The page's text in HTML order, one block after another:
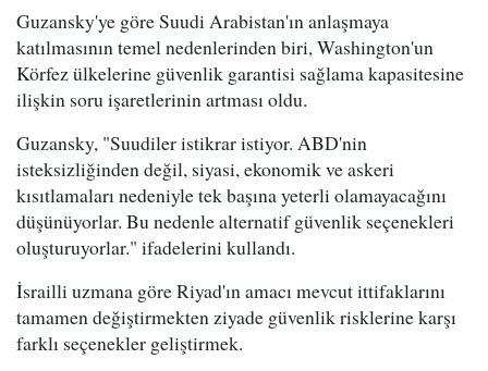
Guzansky'ye göre Suudi Arabistan'ın anlaşmaya
katılmasının temel nedenlerinden biri, Washington'un
Körfez ülkelerine güvenlik garantisi sağlama kapasitesine
ilişkin soru işaretlerinin artması oldu.
Guzansky, "Suudiler istikrar istiyor. ABD'nin
isteksizliğinden değil, siyasi, ekonomik ve askeri
kısıtlamaları nedeniyle tek başına yeterli olamayacağını
düşünüyorlar. Bu nedenle alternatif güvenlik seçenekleri
oluşturuyorlar." ifadelerini kullandı.
İsrailli uzmana göre Riyad'ın amacı mevcut ittifaklarını
tamamen değiştirmekten ziyade güvenlik risklerine karşı
farklı seçenekler geliştirmek.